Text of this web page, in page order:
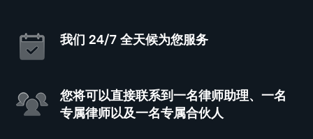
我们 24/7 全天候为您服务
您将可以直接联系到一名律师助理、一名
专属律师以及一名专属合伙人